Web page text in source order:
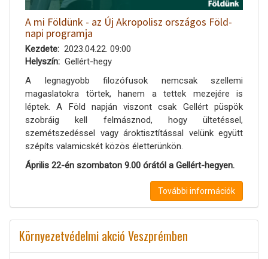
A mi Földünk - az Új Akropolisz országos Föld-
napi programja
Kezdete
2023.04.22. 09:00
Helyszín
Gellért-hegy
A legnagyobb filozófusok nemcsak szellemi
magaslatokra törtek, hanem a tettek mezejére is
léptek. A Föld napján viszont csak Gellért püspök
szobráig kell felmásznod, hogy ültetéssel,
szemétszedéssel vagy ároktisztítással velünk együtt
szépíts valamicskét közös életterünkön.
Április 22-én szombaton 9.00 órától a Gellért-hegyen.
További információk
Környezetvédelmi akció Veszprémben